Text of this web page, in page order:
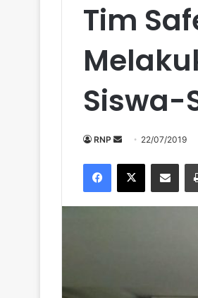
Tim
Siswa-
RNP
Send
email
22/07/2019
Facebook
X Share via